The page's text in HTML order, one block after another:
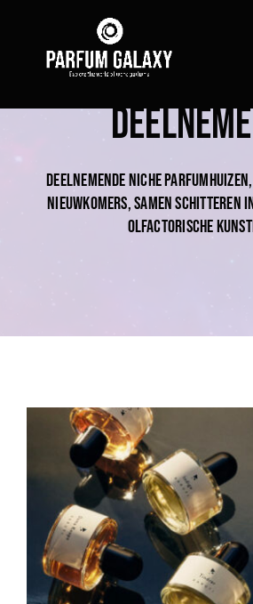
content
Deelnemende niche
nieuwkomers, samen schitteren
olfactorische